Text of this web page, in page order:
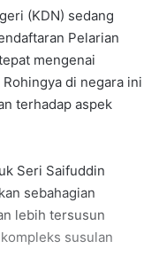
(KDN) sedang
Pelarian
mengenai
di negara ini
terhadap aspek
Seri Saifuddin
sebahagian
lebih tersusun
susulan